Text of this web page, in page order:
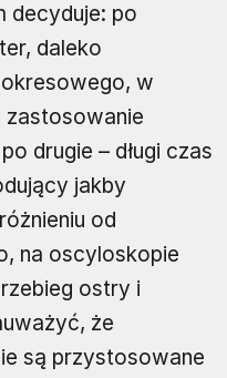
decyduje: po
daleko
w
zastosowanie
drugie – długi czas
jakby
od
na oscyloskopie
ostry i
że
są przystosowane